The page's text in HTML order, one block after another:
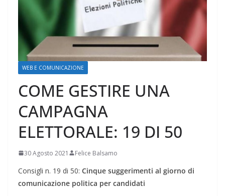
WEB E COMUNICAZIONE
COME GESTIRE UNA
CAMPAGNA
ELETTORALE: 19 DI 50
30 Agosto 2021 Felice Balsamo
Consigli n. 19 di 50: Cinque suggerimenti al giorno di
comunicazione politica per candidati